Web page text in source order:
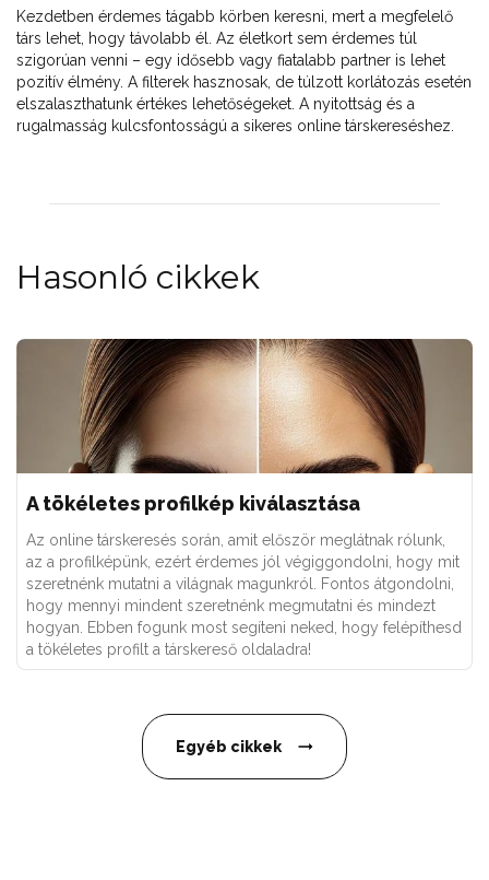
Kezdetben érdemes tágabb körben keresni, mert a megfelelő
társ lehet, hogy távolabb él. Az életkort sem érdemes túl
szigorúan venni – egy idősebb vagy fiatalabb partner is lehet
pozitív élmény. A filterek hasznosak, de túlzott korlátozás esetén
elszalaszthatunk értékes lehetőségeket. A nyitottság és a
rugalmasság kulcsfontosságú a sikeres online társkereséshez.
Hasonló cikkek
A tökéletes profilkép kiválasztása
Az online társkeresés során, amit először meglátnak rólunk,
az a profilképünk, ezért érdemes jól végiggondolni, hogy mit
szeretnénk mutatni a világnak magunkról. Fontos átgondolni,
hogy mennyi mindent szeretnénk megmutatni és mindezt
hogyan. Ebben fogunk most segíteni neked, hogy felépíthesd
a tökéletes profilt a társkereső oldaladra!
Egyéb cikkek